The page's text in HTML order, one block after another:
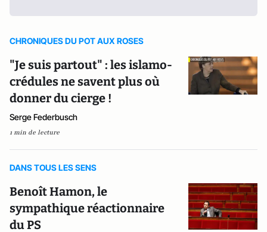
CHRONIQUES DU POT AUX ROSES
"Je suis partout" : les islamo-
crédules ne savent plus où
donner du cierge !
Serge Federbusch
1 min de lecture
DANS TOUS LES SENS
Benoît Hamon, le
sympathique réactionnaire
du PS